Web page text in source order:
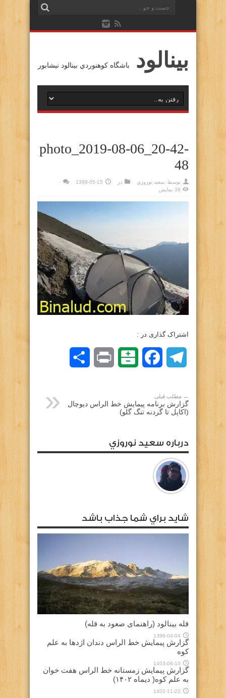
بينالود باشگاه كوهنوردي بينالود نيشابور
photo_2019-08-06_20-42-
48
توسط: سعيد نوروزي در 1398-05-15
۰
38 نمایش
اشتراک گذاری در :
Telegram
Facebook
Balatarin
Print
← مطلب قبلی
گزارش برنامه پیمایش خط الراس دیوچال
(اکاپل تا گردنه تنگ گلو)
درباره سعيد نوروزي
شايد براي شما جذاب باشد
قله بینالود (راهنمای صعود به قله)
1396-04-04
گزارش پیمایش خط الراس دندان اژدها به علم
کوه
1403-06-10
گزارش پیمایش زمستانه خط الراس هفت خوان
به علم کوه( دیماه ۱۴۰۲)
1402-11-22